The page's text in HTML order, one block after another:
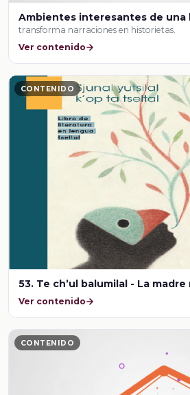
Ambientes interesantes de
transforma narraciones en historietas.
Ver contenido
CONTENIDO
53. Te ch’ul
Ver contenido
CONTENIDO